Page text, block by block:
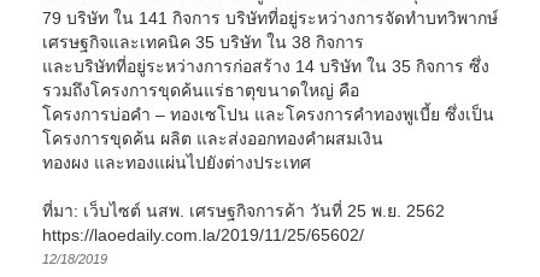
79 บริษัท ใน 141 กิจการ บริษัทที่อยู่ระหว่างการจัดทำบทวิพากษ์
เศรษฐกิจและเทคนิค 35 บริษัท ใน 38 กิจการ
และบริษัทที่อยู่ระหว่างการก่อสร้าง 14 บริษัท ใน 35 กิจการ ซึ่ง
รวมถึงโครงการขุดค้นแร่ธาตุขนาดใหญ่ คือ
โครงการบ่อคำ – ทองเซโปน และโครงการคำทองพูเบี้ย ซึ่งเป็น
โครงการขุดค้น ผลิต และส่งออกทองคำผสมเงิน
ทองผง และทองแผ่นไปยังต่างประเทศ
ที่มา: เว็บไซต์ นสพ. เศรษฐกิจการค้า วันที่ 25 พ.ย. 2562
https://laoedaily.com.la/2019/11/25/65602/
12/18/2019